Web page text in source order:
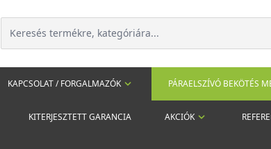
KAPCSOLAT / FORGALMAZÓK PÁRAELSZÍVÓ BEKÖTÉS
KITERJESZTETT GARANCIA AKCIÓK